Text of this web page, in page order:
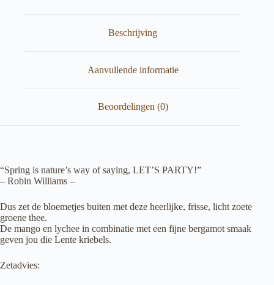
Beschrijving
Aanvullende informatie
Beoordelingen (0)
“Spring is nature’s way of saying, LET’S PARTY!”
– Robin Williams –
Dus zet de bloemetjes buiten met deze heerlijke, frisse, licht zoete
groene thee.
De mango en lychee in combinatie met een fijne bergamot smaak
geven jou die Lente kriebels.
Zetadvies: